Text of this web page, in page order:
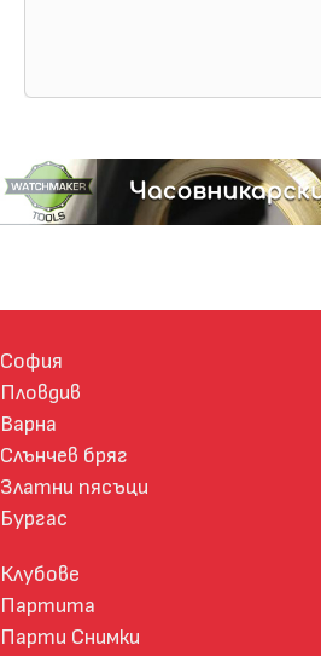
София
Пловдив
Варна
Слънчев бряг
Златни пясъци
Бургас
Клубове
Партита
Парти Снимки